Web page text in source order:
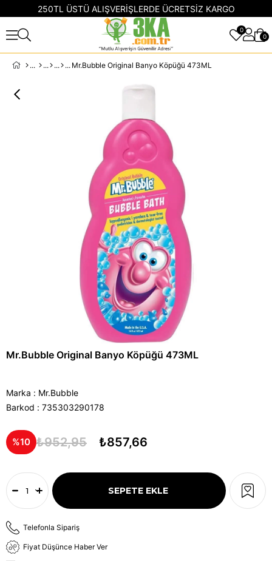
250TL ÜSTÜ ALIŞVERİŞLERDE ÜCRETSİZ KARGO
0
0
Mr.Bubble Original Banyo Köpüğü 473ML
Mr.Bubble Original Banyo Köpüğü 473ML
Marka : Mr.Bubble
Barkod : 735303290178
10 ₺952,95 ₺857,66
Telefonla Sipariş
Fiyat Düşünce Haber Ver